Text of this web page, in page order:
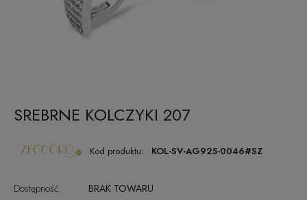
SREBRNE KOLCZYKI 207
Kod produktu: KOL-SV-AG925-0046#SZ
Dostępność: BRAK TOWARU